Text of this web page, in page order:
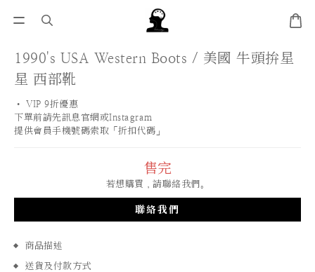
1990's USA Western Boots / 美國 牛頭拚星
星 西部靴
• VIP 9折優惠
下單前請先訊息官網或Instagram
提供會員手機號碼索取「折扣代碼」
售完
若想購買，請聯絡我們。
聯絡我們
商品描述
送貨及付款方式